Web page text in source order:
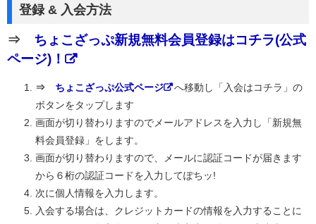
登録 & 入会方法
⇒ ちょこざっぷ新規無料会員登録はコチラ(公式
ページ)！
⇒ ちょこざっぷ公式ページ
へ移動し「入会はコチラ」の
ボタンをタップします
画面が切り替わりますのでメールアドレスを入力し「新規無
料会員登録」をします。
画面が切り替わりますので、メールに認証コードが届きます
から６桁の認証コードを入力してぽちッ!
次に個人情報を入力します。
入会する場合は、クレジットカードの情報を入力することに